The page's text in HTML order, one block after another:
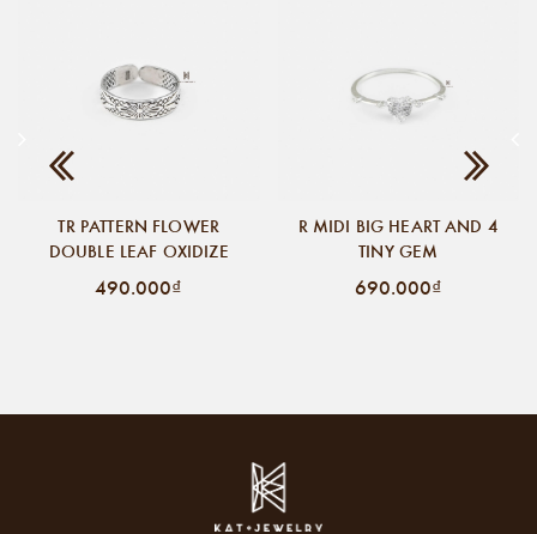
TR PATTERN FLOWER
DOUBLE LEAF OXIDIZE
490.000₫
R MIDI BIG HEART AND 4
TINY GEM
690.000₫